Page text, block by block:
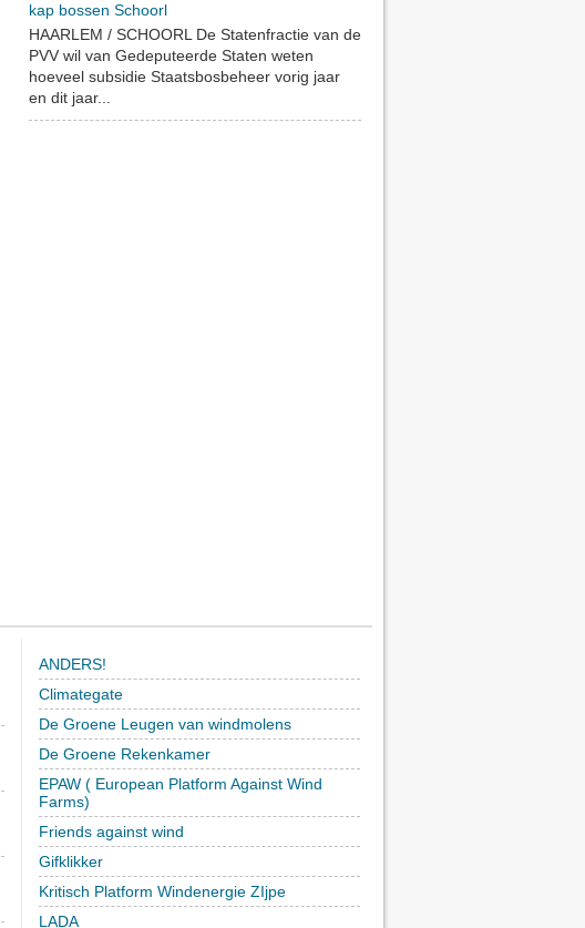
kap bossen Schoorl
HAARLEM / SCHOORL De Statenfractie van de
PVV wil van Gedeputeerde Staten weten
hoeveel subsidie Staatsbosbeheer vorig jaar
en dit jaar...
ANDERS!
Climategate
De Groene Leugen van windmolens
De Groene Rekenkamer
EPAW ( European Platform Against Wind
Farms)
Friends against wind
Gifklikker
Kritisch Platform Windenergie ZIjpe
LADA